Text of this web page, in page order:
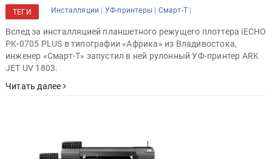
ТЕГИ Инсталляции | УФ-принтеры | Смарт-Т |
Вслед за инсталляцией планшетного режущего плоттера iECHO
PK-0705 PLUS в типографии «Африка» из Владивостока,
инженер «Смарт-Т» запустил в ней рулонный УФ-принтер ARK
JET UV 1803.
Читать далее